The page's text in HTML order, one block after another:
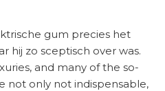
gum precies het
hij zo sceptisch over was.
and many of the so-
not only not indispensable,